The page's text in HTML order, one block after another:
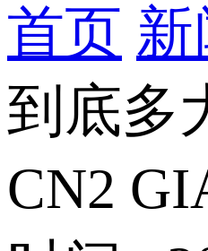
首页
到底多
CN2